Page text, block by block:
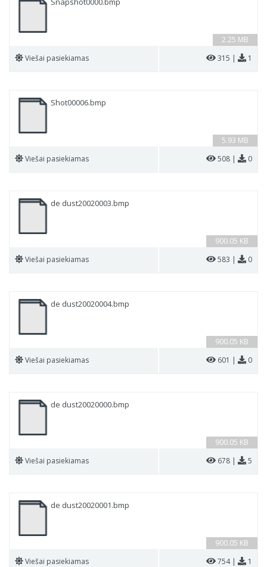
2.25 MB
Viešai pasiekiamas 315 | 1
5.93 MB
Shot00006.bmp
Viešai pasiekiamas 508 | 0
900.05 KB
de dust20020003.bmp
Viešai pasiekiamas 583 | 0
900.05 KB
de dust20020004.bmp
Viešai pasiekiamas 601 | 0
900.05 KB
de dust20020000.bmp
Viešai pasiekiamas 678 | 5
900.05 KB
de dust20020001.bmp
Viešai pasiekiamas 754 | 1